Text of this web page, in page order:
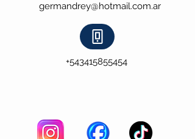
germandrey@hotmail.com.ar
+543415855454